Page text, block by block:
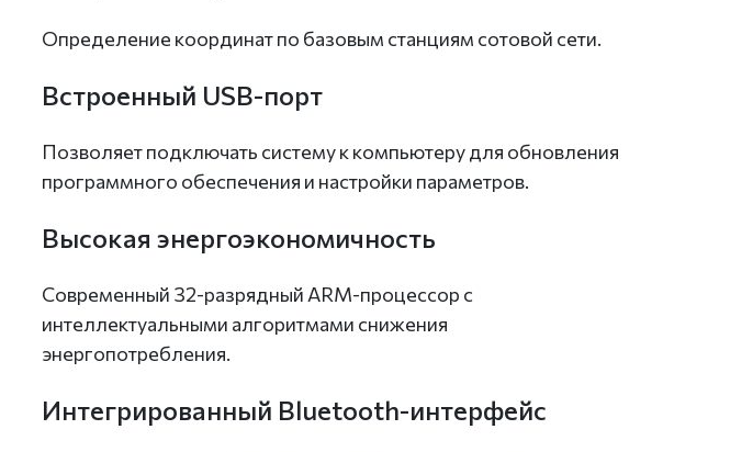
Определение координат по базовым станциям сотовой сети.
Встроенный USB-порт
Позволяет подключать систему к компьютеру для обновления
программного обеспечения и настройки параметров.
Высокая энергоэкономичность
Современный 32-разрядный ARM-процессор с
интеллектуальными алгоритмами снижения
энергопотребления.
Интегрированный Bluetooth-интерфейс